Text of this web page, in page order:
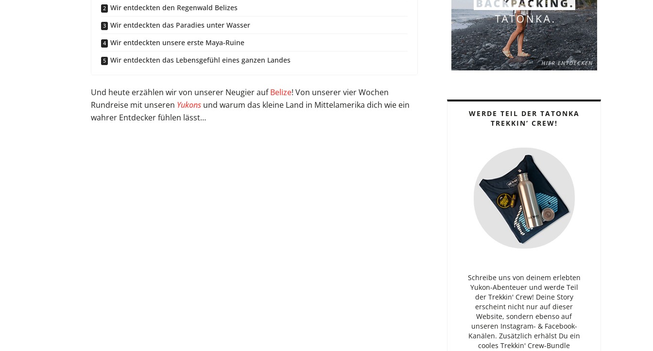
Wir entdeckten den Regenwald Belizes
Wir entdeckten das Paradies unter Wasser
Wir entdeckten unsere erste Maya-Ruine
Wir entdeckten das Lebensgefühl eines ganzen Landes
Und heute erzählen wir von unserer Neugier aufBelize! Von unserer vier Wochen
Rundreise mit unseren Yukons und warum das kleine Land in Mittelamerika dich wie ein
wahrer Entdecker fühlen lässt…
WERDE TEIL DER TATONKA
TREKKIN‘ CREW!
Schreibe uns von deinem erlebten
Yukon-Abenteuer und werde Teil
der Trekkin' Crew! Deine Story
erscheint nicht nur auf dieser
Website, sondern ebenso auf
unseren Instagram- & Facebook-
Kanälen. Zusätzlich erhälst Du ein
cooles Trekkin' Crew-Bundle